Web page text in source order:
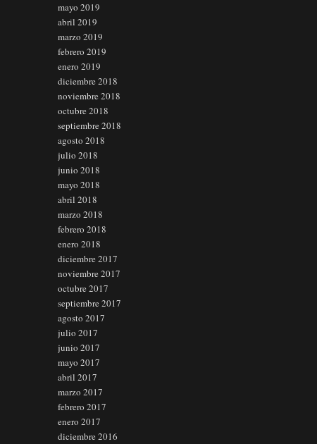
mayo 2019
abril 2019
marzo 2019
febrero 2019
enero 2019
diciembre 2018
noviembre 2018
octubre 2018
septiembre 2018
agosto 2018
julio 2018
junio 2018
mayo 2018
abril 2018
marzo 2018
febrero 2018
enero 2018
diciembre 2017
noviembre 2017
octubre 2017
septiembre 2017
agosto 2017
julio 2017
junio 2017
mayo 2017
abril 2017
marzo 2017
febrero 2017
enero 2017
diciembre 2016